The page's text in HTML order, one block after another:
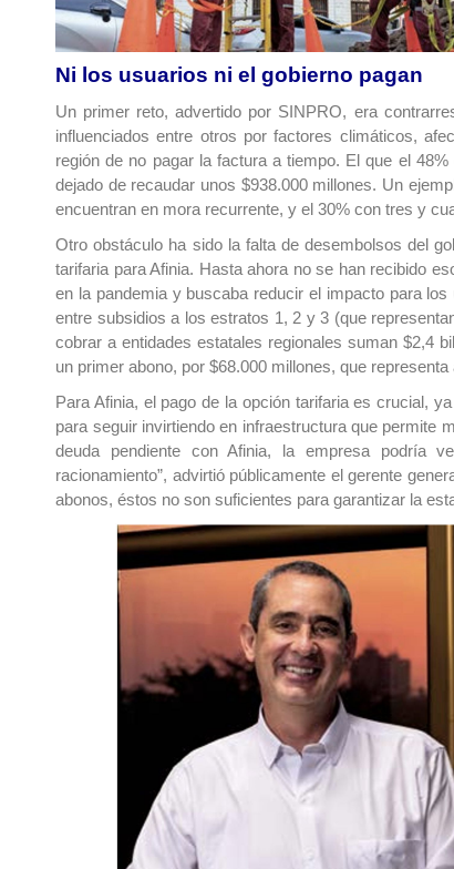
Ni los usuarios ni el gobierno pagan
Un primer reto, advertido por SINPRO, era
influenciados entre otros por factores climáticos,
región de no pagar la factura a tiempo. El que el
dejado de recaudar unos $938.000 millones. Un
encuentran en mora recurrente, y el 30% con tres y
Otro obstáculo ha sido la falta de desembolsos del
tarifaria para Afinia. Hasta ahora no se han recibido
en la pandemia y buscaba reducir el impacto para
entre subsidios a los estratos 1, 2 y 3 (que
cobrar a entidades estatales regionales suman $2,4
un primer abono, por $68.000 millones, que
Para Afinia, el pago de la opción tarifaria es crucial,
para seguir invirtiendo en infraestructura que permite
deuda pendiente con Afinia, la empresa podría
racionamiento”, advirtió públicamente el gerente
abonos, éstos no son suficientes para garantizar la